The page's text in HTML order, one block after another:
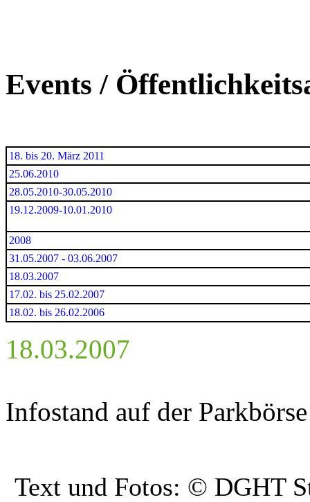
Events /
18. bis 20. März 2011
25.06.2010
28.05.2010-30.05.2010
19.12.2009-10.01.2010
2008
31.05.2007 - 03.06.2007
18.03.2007
17.02. bis 25.02.2007
18.02. bis 26.02.2006
18.03.2007
Infostand auf der
Text und Fotos: © DGHT